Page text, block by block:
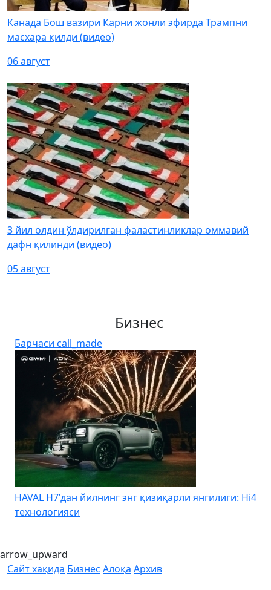
Канада Бош вазири Карни жонли эфирда Трампни
масхара қилди (видео)
06 август
3 йил олдин ўлдирилган фаластинликлар оммавий
дафн қилинди (видео)
05 август
Бизнес
Барчаси call_made
HAVAL H7’дан йилнинг энг қизиқарли янгилиги: Hi4
технологияси
arrow_upward
Сайт хақида Бизнес Алоқа Архив